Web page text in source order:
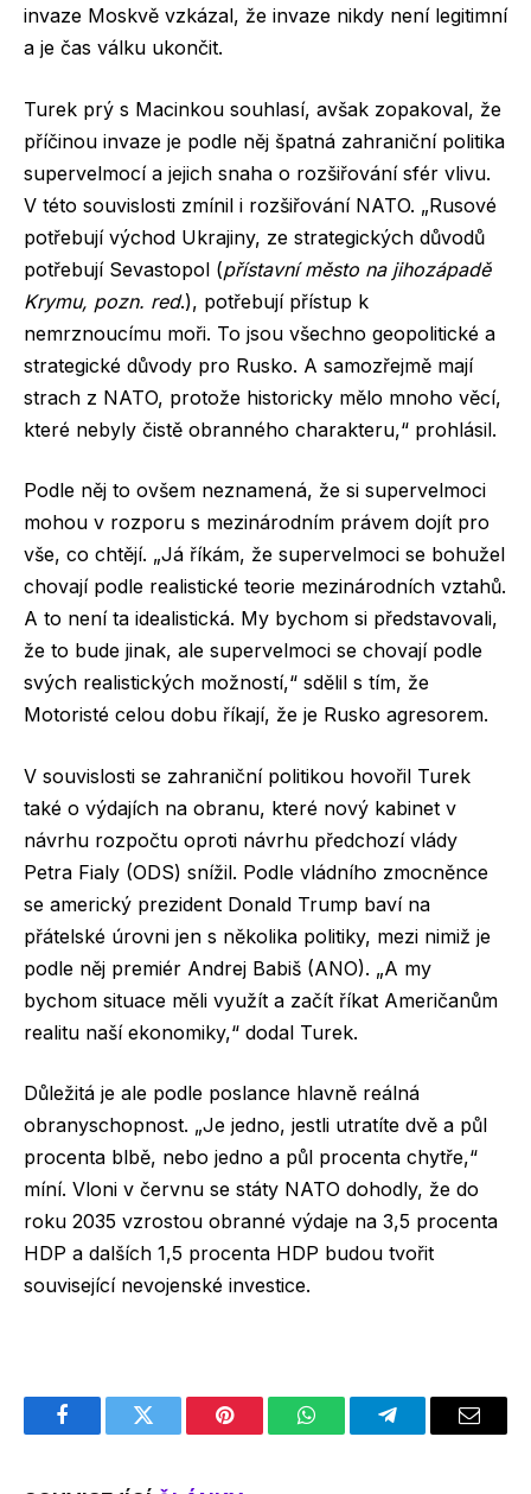
invaze Moskvě vzkázal, že invaze nikdy není legitimní
a je čas válku ukončit.
Turek prý s Macinkou souhlasí, avšak zopakoval, že
příčinou invaze je podle něj špatná zahraniční politika
supervelmocí a jejich snaha o rozšiřování sfér vlivu.
V této souvislosti zmínil i rozšiřování NATO. „Rusové
potřebují východ Ukrajiny, ze strategických důvodů
potřebují Sevastopol (přístavní město na jihozápadě
Krymu, pozn. red.), potřebují přístup k
nemrznoucímu moři. To jsou všechno geopolitické a
strategické důvody pro Rusko. A samozřejmě mají
strach z NATO, protože historicky mělo mnoho věcí,
které nebyly čistě obranného charakteru,“ prohlásil.
Podle něj to ovšem neznamená, že si supervelmoci
mohou v rozporu s mezinárodním právem dojít pro
vše, co chtějí. „Já říkám, že supervelmoci se bohužel
chovají podle realistické teorie mezinárodních vztahů.
A to není ta idealistická. My bychom si představovali,
že to bude jinak, ale supervelmoci se chovají podle
svých realistických možností,“ sdělil s tím, že
Motoristé celou dobu říkají, že je Rusko agresorem.
V souvislosti se zahraniční politikou hovořil Turek
také o výdajích na obranu, které nový kabinet v
návrhu rozpočtu oproti návrhu předchozí vlády
Petra Fialy (ODS) snížil. Podle vládního zmocněnce
se americký prezident Donald Trump baví na
přátelské úrovni jen s několika politiky, mezi nimiž je
podle něj premiér Andrej Babiš (ANO). „A my
bychom situace měli využít a začít říkat Američanům
realitu naší ekonomiky,“ dodal Turek.
Důležitá je ale podle poslance hlavně reálná
obranyschopnost. „Je jedno, jestli utratíte dvě a půl
procenta blbě, nebo jedno a půl procenta chytře,“
míní. Vloni v červnu se státy NATO dohodly, že do
roku 2035 vzrostou obranné výdaje na 3,5 procenta
HDP a dalších 1,5 procenta HDP budou tvořit
související nevojenské investice.
FacebookTwitter Pinterest WhatsAppTelegramEmail